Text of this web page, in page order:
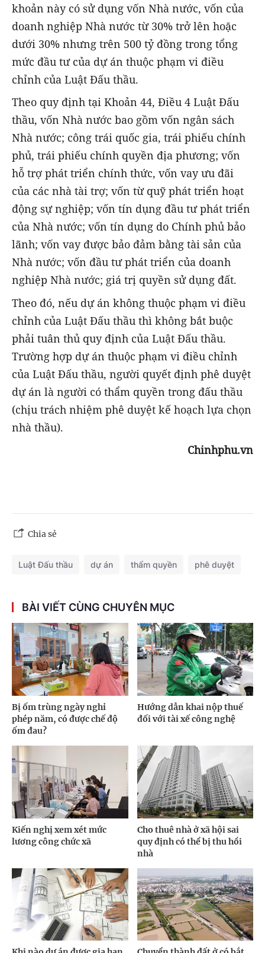
khoản này có sử dụng vốn Nhà nước, vốn của
doanh nghiệp Nhà nước từ 30% trở lên hoặc
dưới 30% nhưng trên 500 tỷ đồng trong tổng
mức đầu tư của dự án thuộc phạm vi điều
chỉnh của Luật Đấu thầu.
Theo quy định tại Khoản 44, Điều 4 Luật Đấu
thầu, vốn Nhà nước bao gồm vốn ngân sách
Nhà nước; công trái quốc gia, trái phiếu chính
phủ, trái phiếu chính quyền địa phương; vốn
hỗ trợ phát triển chính thức, vốn vay ưu đãi
của các nhà tài trợ; vốn từ quỹ phát triển hoạt
động sự nghiệp; vốn tín dụng đầu tư phát triển
của Nhà nước; vốn tín dụng do Chính phủ bảo
lãnh; vốn vay được bảo đảm bằng tài sản của
Nhà nước; vốn đầu tư phát triển của doanh
nghiệp Nhà nước; giá trị quyền sử dụng đất.
Theo đó, nếu dự án không thuộc phạm vi điều
chỉnh của Luật Đấu thầu thì không bắt buộc
phải tuân thủ quy định của Luật Đấu thầu.
Trường hợp dự án thuộc phạm vi điều chỉnh
của Luật Đấu thầu, người quyết định phê duyệt
dự án là người có thẩm quyền trong đấu thầu
(chịu trách nhiệm phê duyệt kế hoạch lựa chọn
nhà thầu).
Chinhphu.vn
Chia sẻ
Luật Đấu thầu dự án thẩm quyền phê duyệt
BÀI VIẾT CÙNG CHUYÊN MỤC
Bị ốm trùng ngày nghỉ
phép năm, có được chế độ
ốm đau?
Hướng dẫn khai nộp thuế
đối với tài xế công nghệ
Kiến nghị xem xét mức
lương công chức xã
Cho thuê nhà ở xã hội sai
quy định có thể bị thu hồi
nhà